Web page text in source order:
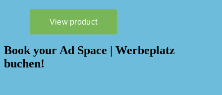
Book your Ad Space | Werbeplatz
buchen!